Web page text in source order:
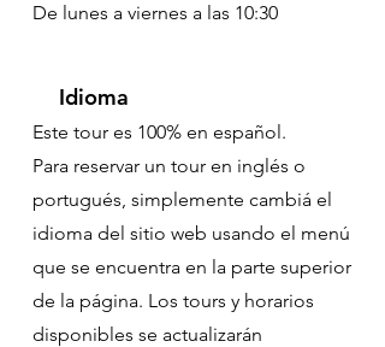
De lunes a viernes a las 10:30
Idioma
Este tour es 100% en español.
Para reservar un tour en inglés o
portugués, simplemente cambiá el
idioma del sitio web usando el menú
que se encuentra en la parte superior
de la página. Los tours y horarios
disponibles se actualizarán